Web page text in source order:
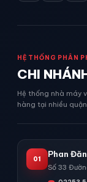
HỆ THỐNG PHÂN
CHI
Hệ thống nhà máy
hàng tại nhiều
01
Phan
Số 33